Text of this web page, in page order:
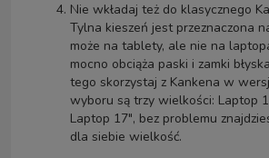
Nie wkładaj też do klasycznego
Tylna kieszeń jest przeznaczona
może na tablety, ale nie na
mocno obciąża paski i zamki
tego skorzystaj z Kankena w
wyboru są trzy wielkości: Laptop
Laptop 17", bez problemu
dla siebie wielkość.